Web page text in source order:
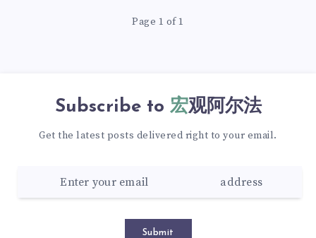
Page 1 of 1
Subscribe to 宏观阿尔法
Get the latest posts delivered right to your email.
Submit